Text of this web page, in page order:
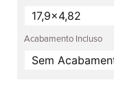
Acabamento Incluso